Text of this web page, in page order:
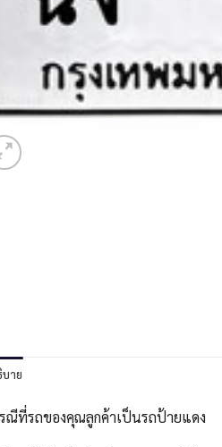
าย
ณีที่รถของคุณลูกค้าเป็นรถป้ายแดง